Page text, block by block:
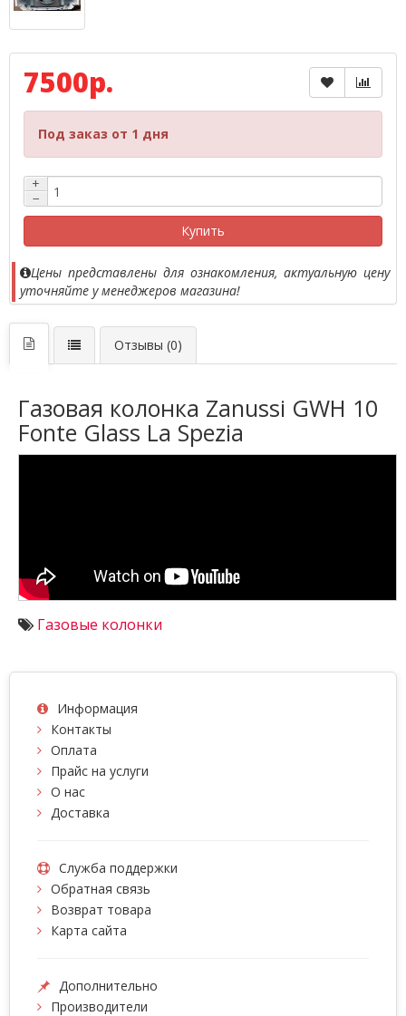
7500р.
Под заказ от 1 дня
+
−
Купить
Цены представлены для ознакомления, актуальную цену
уточняйте у менеджеров магазина!
Отзывы (0)
Газовая колонка Zanussi GWH 10
Fonte Glass La Spezia
Газовые колонки
Информация
Контакты
Оплата
Прайс на услуги
О нас
Доставка
Служба поддержки
Обратная связь
Возврат товара
Карта сайта
Дополнительно
Производители